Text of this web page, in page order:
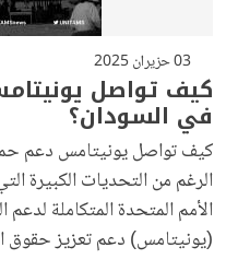
03 حزيران 2025
كيف تواصل
في السودان؟
كيف تواصل يونيتامس دعم
الرغم من التحديات الكبيرة
الأمم المتحدة المتكاملة لدعم
(يونيتامس) دعم تعزيز حقوق